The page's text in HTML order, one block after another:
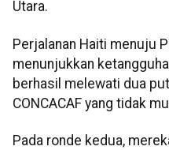
Utara.
Perjalanan Haiti menuju
menunjukkan
berhasil melewati dua
CONCACAF yang tidak
Pada ronde kedua,